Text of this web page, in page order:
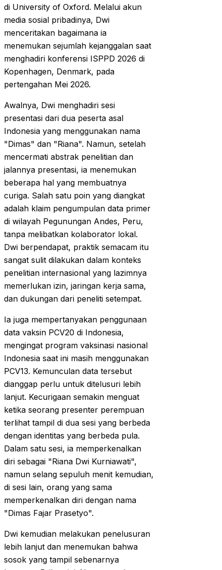
di University of Oxford. Melalui akun
media sosial pribadinya, Dwi
menceritakan bagaimana ia
menemukan sejumlah kejanggalan saat
menghadiri konferensi ISPPD 2026 di
Kopenhagen, Denmark, pada
pertengahan Mei 2026.
Awalnya, Dwi menghadiri sesi
presentasi dari dua peserta asal
Indonesia yang menggunakan nama
"Dimas" dan "Riana". Namun, setelah
mencermati abstrak penelitian dan
jalannya presentasi, ia menemukan
beberapa hal yang membuatnya
curiga. Salah satu poin yang diangkat
adalah klaim pengumpulan data primer
di wilayah Pegunungan Andes, Peru,
tanpa melibatkan kolaborator lokal.
Dwi berpendapat, praktik semacam itu
sangat sulit dilakukan dalam konteks
penelitian internasional yang lazimnya
memerlukan izin, jaringan kerja sama,
dan dukungan dari peneliti setempat.
Ia juga mempertanyakan penggunaan
data vaksin PCV20 di Indonesia,
mengingat program vaksinasi nasional
Indonesia saat ini masih menggunakan
PCV13. Kemunculan data tersebut
dianggap perlu untuk ditelusuri lebih
lanjut. Kecurigaan semakin menguat
ketika seorang presenter perempuan
terlihat tampil di dua sesi yang berbeda
dengan identitas yang berbeda pula.
Dalam satu sesi, ia memperkenalkan
diri sebagai "Riana Dwi Kurniawati",
namun selang sepuluh menit kemudian,
di sesi lain, orang yang sama
memperkenalkan diri dengan nama
"Dimas Fajar Prasetyo".
Dwi kemudian melakukan penelusuran
lebih lanjut dan menemukan bahwa
sosok yang tampil sebenarnya